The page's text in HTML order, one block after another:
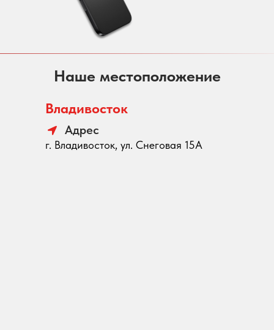
Наше местоположение
Владивосток
Адрес
г. Владивосток, ул. Снеговая 15А